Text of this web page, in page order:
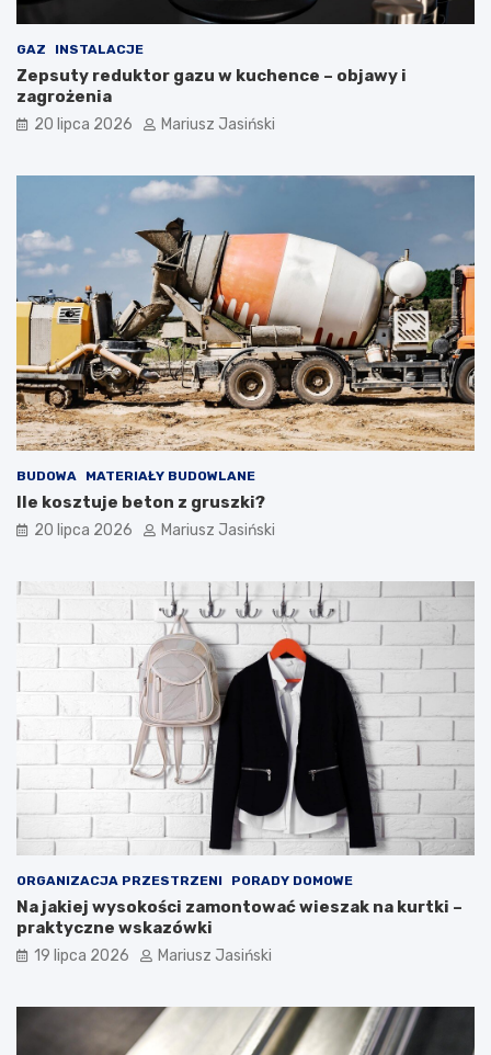
GAZ INSTALACJE
Zepsuty reduktor gazu w kuchence – objawy i
zagrożenia
20 lipca 2026 Mariusz Jasiński
BUDOWA MATERIAŁY BUDOWLANE
Ile kosztuje beton z gruszki?
20 lipca 2026 Mariusz Jasiński
ORGANIZACJA PRZESTRZENI PORADY DOMOWE
Na jakiej wysokości zamontować wieszak na kurtki –
praktyczne wskazówki
19 lipca 2026 Mariusz Jasiński